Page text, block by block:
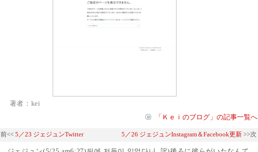
著者：kei
「Ｋｅｉのブログ」の記事一覧へ
前<< 5／23 ジェジュンTwitter 5／26 ジェジュンInstagram＆Facebook更新 >>次